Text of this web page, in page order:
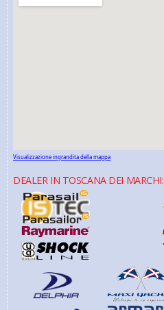
Visualizzazione ingrandita della mappa
DEALER IN TOSCANA DEI MARCHI: